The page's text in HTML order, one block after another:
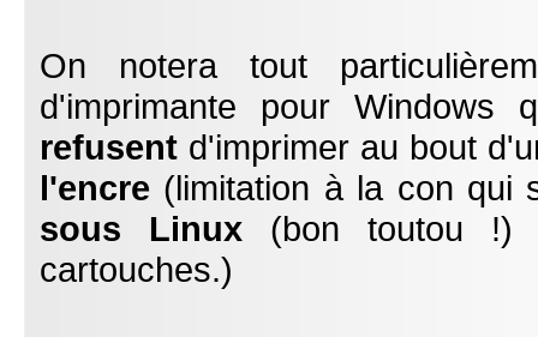
On notera tout
d'imprimante pour
refusent d'imprimer au bout
l'encre (limitation à la con qui
sous Linux(bon toutou !)
cartouches.)